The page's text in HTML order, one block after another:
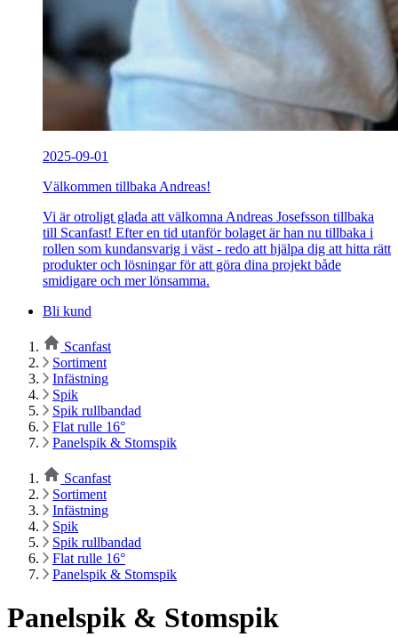
2025-09-01
Välkommen tillbaka Andreas!
Vi är otroligt glada att välkomna Andreas Josefsson tillbaka
till Scanfast! Efter en tid utanför bolaget är han nu tillbaka i
rollen som kundansvarig i väst - redo att hjälpa dig att hitta rätt
produkter och lösningar för att göra dina projekt både
smidigare och mer lönsamma.
Bli kund
Scanfast
Sortiment
Infästning
Spik
Spik rullbandad
Flat rulle 16°
Panelspik & Stomspik
Scanfast
Sortiment
Infästning
Spik
Spik rullbandad
Flat rulle 16°
Panelspik & Stomspik
Panelspik & Stomspik